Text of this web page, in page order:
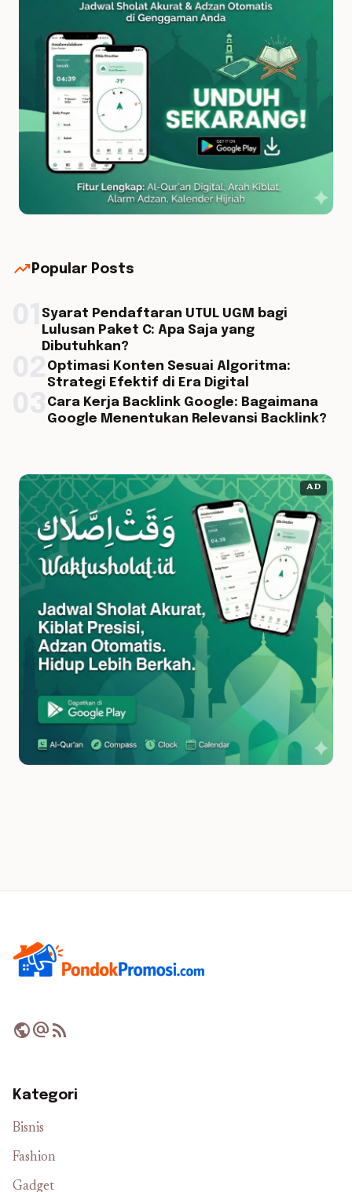
trending_up Popular Posts
Syarat Pendaftaran UTUL UGM bagi
Lulusan Paket C: Apa Saja yang
Dibutuhkan?
Optimasi Konten Sesuai Algoritma:
Strategi Efektif di Era Digital
Cara Kerja Backlink Google: Bagaimana
Google Menentukan Relevansi Backlink?
AD
publicalternate_emailrss_feed
Kategori
Bisnis
Fashion
Gadget